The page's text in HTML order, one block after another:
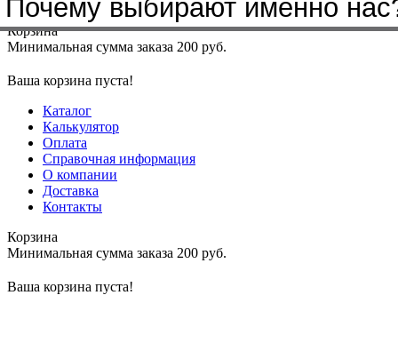
Меню+7(4912)50-37-50sbit@krep62.ru
Корзина
Минимальная сумма заказа 200 руб.
Ваша корзина пуста!
Каталог
Калькулятор
Оплата
Справочная информация
О компании
Доставка
Контакты
Корзина
Минимальная сумма заказа 200 руб.
Ваша корзина пуста!
Почему выбирают именно